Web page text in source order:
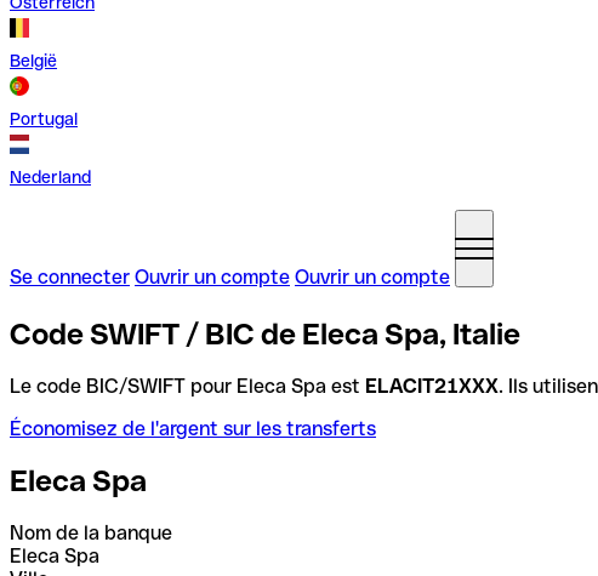
België
Portugal
Nederland
Se connecter Ouvrir un compte Ouvrir un compte
Code SWIFT / BIC de Eleca Spa, Italie
Le code BIC/SWIFT pour Eleca Spa est ELACIT21XXX. Ils
Économisez de l'argent sur les transferts
Eleca Spa
Nom de la banque
Eleca Spa